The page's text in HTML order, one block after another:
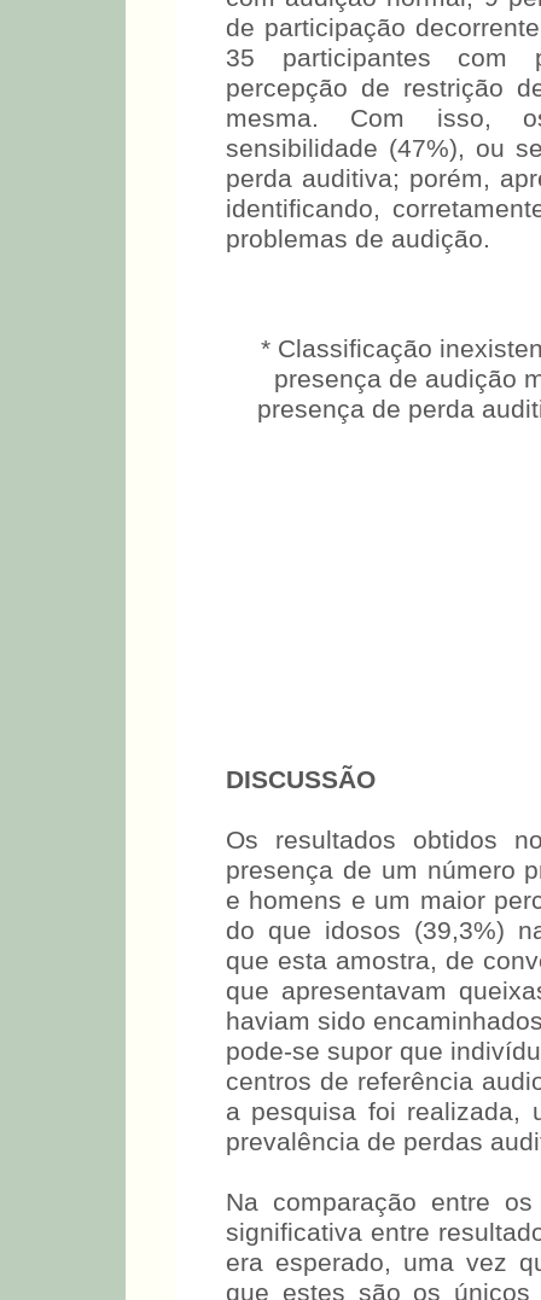
Na amostra estudada, foi
com audição normal, 9
de participação
35 participantes com
percepção de restrição
mesma. Com isso,
sensibilidade (47%), ou
DISCUSSÃO
Os resultados obtidos
presença de um número
e homens e um maior
do que idosos (39,3%)
que esta amostra, de
que apresentavam
haviam sido
Assim, pode-se supor
ambulatório onde a
esperado uma maior
idade (25).